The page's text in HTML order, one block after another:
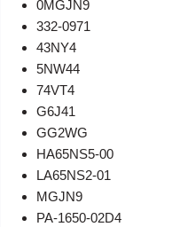
0MGJN9
332-0971
43NY4
5NW44
74VT4
G6J41
GG2WG
HA65NS5-00
LA65NS2-01
MGJN9
PA-1650-02D4